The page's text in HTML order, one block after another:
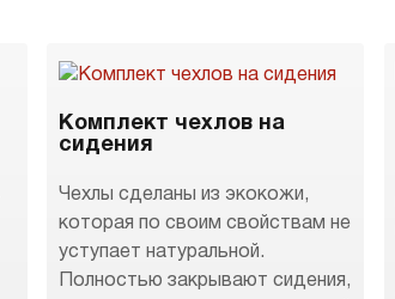
Комплект чехлов на
сидения
Чехлы сделаны из экокожи,
которая по своим свойствам не
уступает натуральной.
Полностью закрывают сидения,